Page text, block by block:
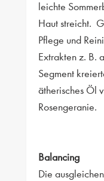
leichte
Haut streicht.
Pflege und
Extrakten z. B.
Segment
ätherisches Öl
Rosengeranie.
Balancing
Die